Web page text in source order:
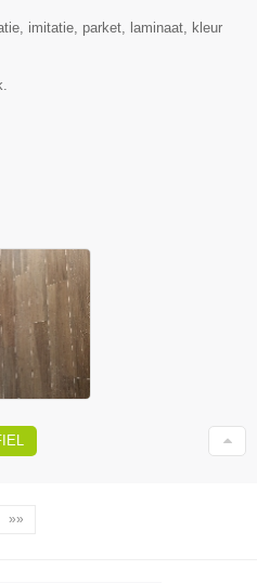
imitatie, parket, laminaat, kleur
»»